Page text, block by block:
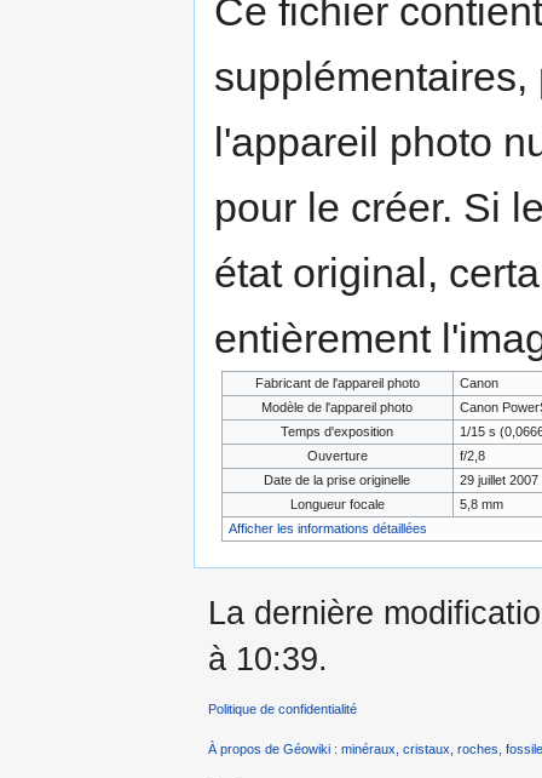
Ce fichier
l'appareil photo
pour le créer. Si
état original,
entièrement
Fabricant de l'appareil photo
Canon
Modèle de l'appareil photo
Canon
Temps d'exposition
1/15 s
Ouverture
f/2,8
Date de la prise originelle
29 juillet 2007
Longueur focale
5,8 mm
Afficher les informations détaillées
La dernière
à 10:39.
Politique de confidentialité
À propos de Géowiki : minéraux, cristaux, roches,